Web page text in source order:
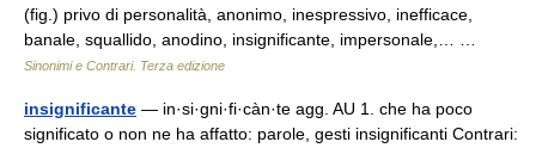
(fig.) privo di personalità, anonimo, inespressivo, inefficace,
banale, squallido, anodino, insignificante, impersonale,… …
Sinonimi e Contrari. Terza edizione
insignificante — in·si·gni·fi·càn·te agg. AU 1. che ha poco
significato o non ne ha affatto: parole, gesti insignificanti Contrari: